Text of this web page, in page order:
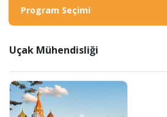
Program Seçimi
Uçak Mühendisliği